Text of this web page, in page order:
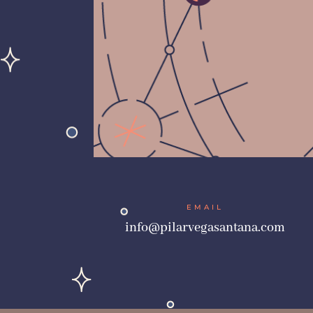
EMAIL
info@pilarvegasantana.com